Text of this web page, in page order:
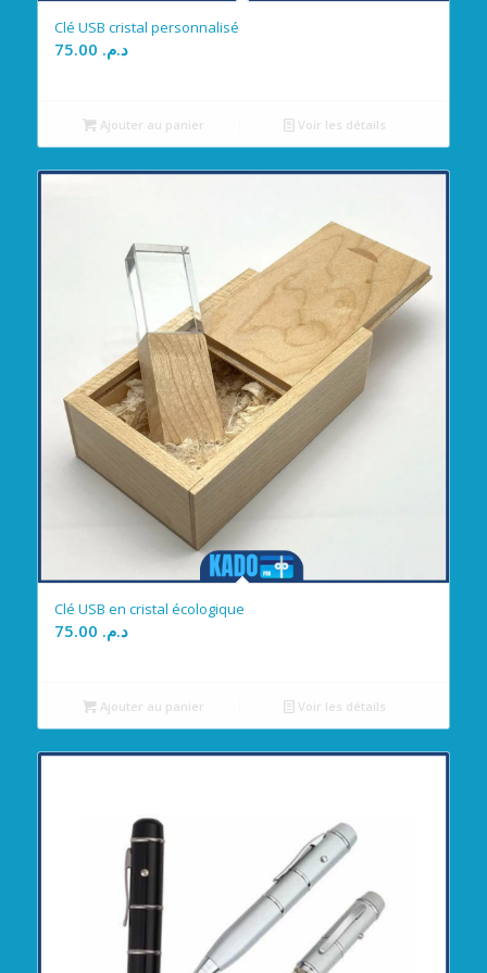
Clé USB cristal personnalisé
د.م.
Ajouter au panier Voir les détails
Clé USB en cristal écologique
د.م.
Ajouter au panier Voir les détails